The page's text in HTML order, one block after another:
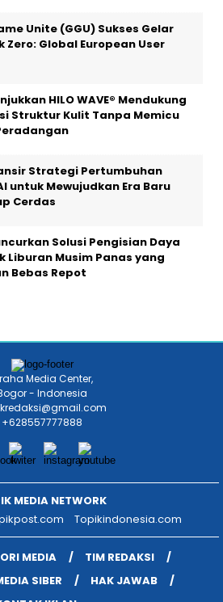
Unite (GGU) Sukses Gelar
Zero: Global European User
HILO WAVE® Mendukung
Struktur Kulit Tanpa Memicu
Strategi Pertumbuhan
untuk Mewujudkan Era Baru
Cerdas
Solusi Pengisian Daya
Liburan Musim Panas yang
Bebas Repot
Media Center,
- Indonesia
+628557777888
MEDIA NETWORK
Topikindonesia.com
MEDIA
TIM REDAKSI
SIBER
HAK JAWAB